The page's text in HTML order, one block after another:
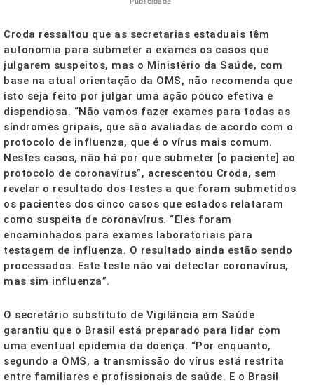
Croda ressaltou que as secretarias estaduais têm
autonomia para submeter a exames os casos que
julgarem suspeitos, mas o Ministério da Saúde, com
base na atual orientação da OMS, não recomenda que
isto seja feito por julgar uma ação pouco efetiva e
dispendiosa. “Não vamos fazer exames para todas as
síndromes gripais, que são avaliadas de acordo com o
protocolo de influenza, que é o vírus mais comum.
Nestes casos, não há por que submeter [o paciente] ao
protocolo de coronavírus”, acrescentou Croda, sem
revelar o resultado dos testes a que foram submetidos
os pacientes dos cinco casos que estados relataram
como suspeita de coronavírus. “Eles foram
encaminhados para exames laboratoriais para
testagem de influenza. O resultado ainda estão sendo
processados. Este teste não vai detectar coronavírus,
mas sim influenza”.
O secretário substituto de Vigilância em Saúde
garantiu que o Brasil está preparado para lidar com
uma eventual epidemia da doença. “Por enquanto,
segundo a OMS, a transmissão do vírus está restrita
entre familiares e profissionais de saúde. E o Brasil